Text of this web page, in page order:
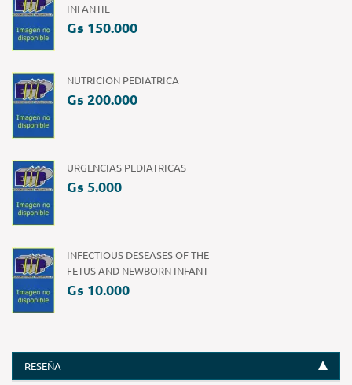
INFANTIL
Gs 150.000
NUTRICION PEDIATRICA
Gs 200.000
URGENCIAS PEDIATRICAS
Gs 5.000
INFECTIOUS DESEASES OF THE
FETUS AND NEWBORN INFANT
Gs 10.000
RESEÑA